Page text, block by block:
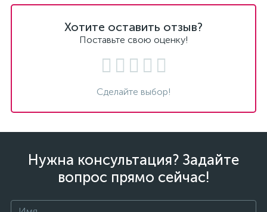
Хотите оставить отзыв?
Поставьте свою оценку!
Сделайте выбор!
Нужна консультация? Задайте
вопрос прямо сейчас!